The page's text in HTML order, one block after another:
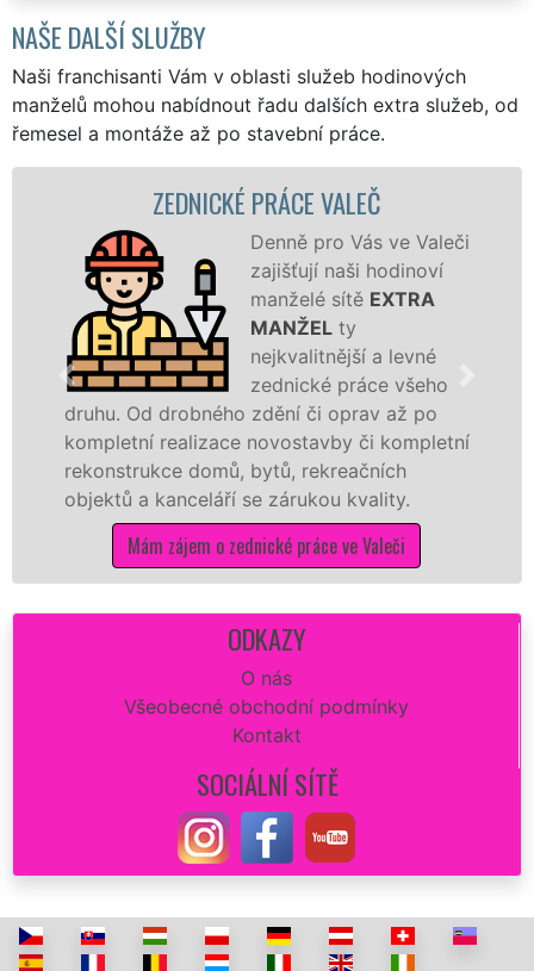
NAŠE DALŠÍ SLUŽBY
Naši franchisanti Vám v oblasti služeb hodinových
manželů mohou nabídnout řadu dalších extra služeb, od
řemesel a montáže až po stavební práce.
PRÁCE VALEČ
Denně pro Vás ve Valeči
zajišťují naši hodinoví
manželé sítěEXTRA
MANŽELty
nejkvalitnější a levné
zednické práce všeho
zdění či oprav až po
novostavby či kompletní
domů, bytů, rekreačních
se zárukou kvality.
zájem o zednické práce ve Valeči
novostavbu,
příčky z
ODKAZY
O nás
Všeobecné obchodní podmínky
Kontakt
SOCIÁLNÍ SÍTĚ